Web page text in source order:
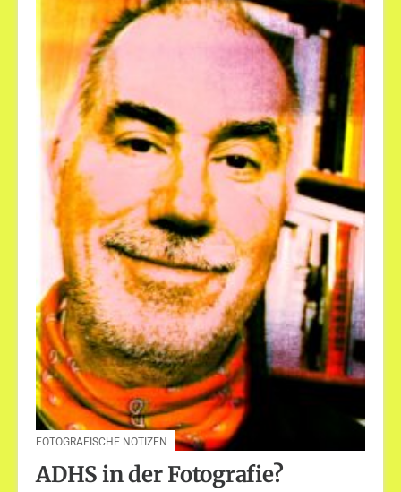
FOTOGRAFISCHE NOTIZEN
ADHS in der Fotografie?